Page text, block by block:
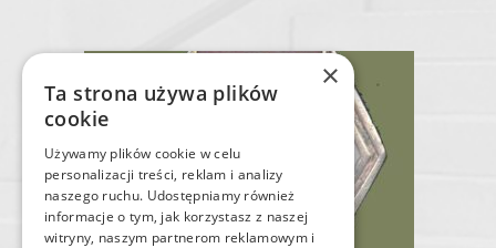
×
Ta strona używa plików
cookie
Używamy plików cookie w celu
personalizacji treści, reklam i analizy
naszego ruchu. Udostępniamy również
informacje o tym, jak korzystasz z naszej
witryny, naszym partnerom reklamowym i